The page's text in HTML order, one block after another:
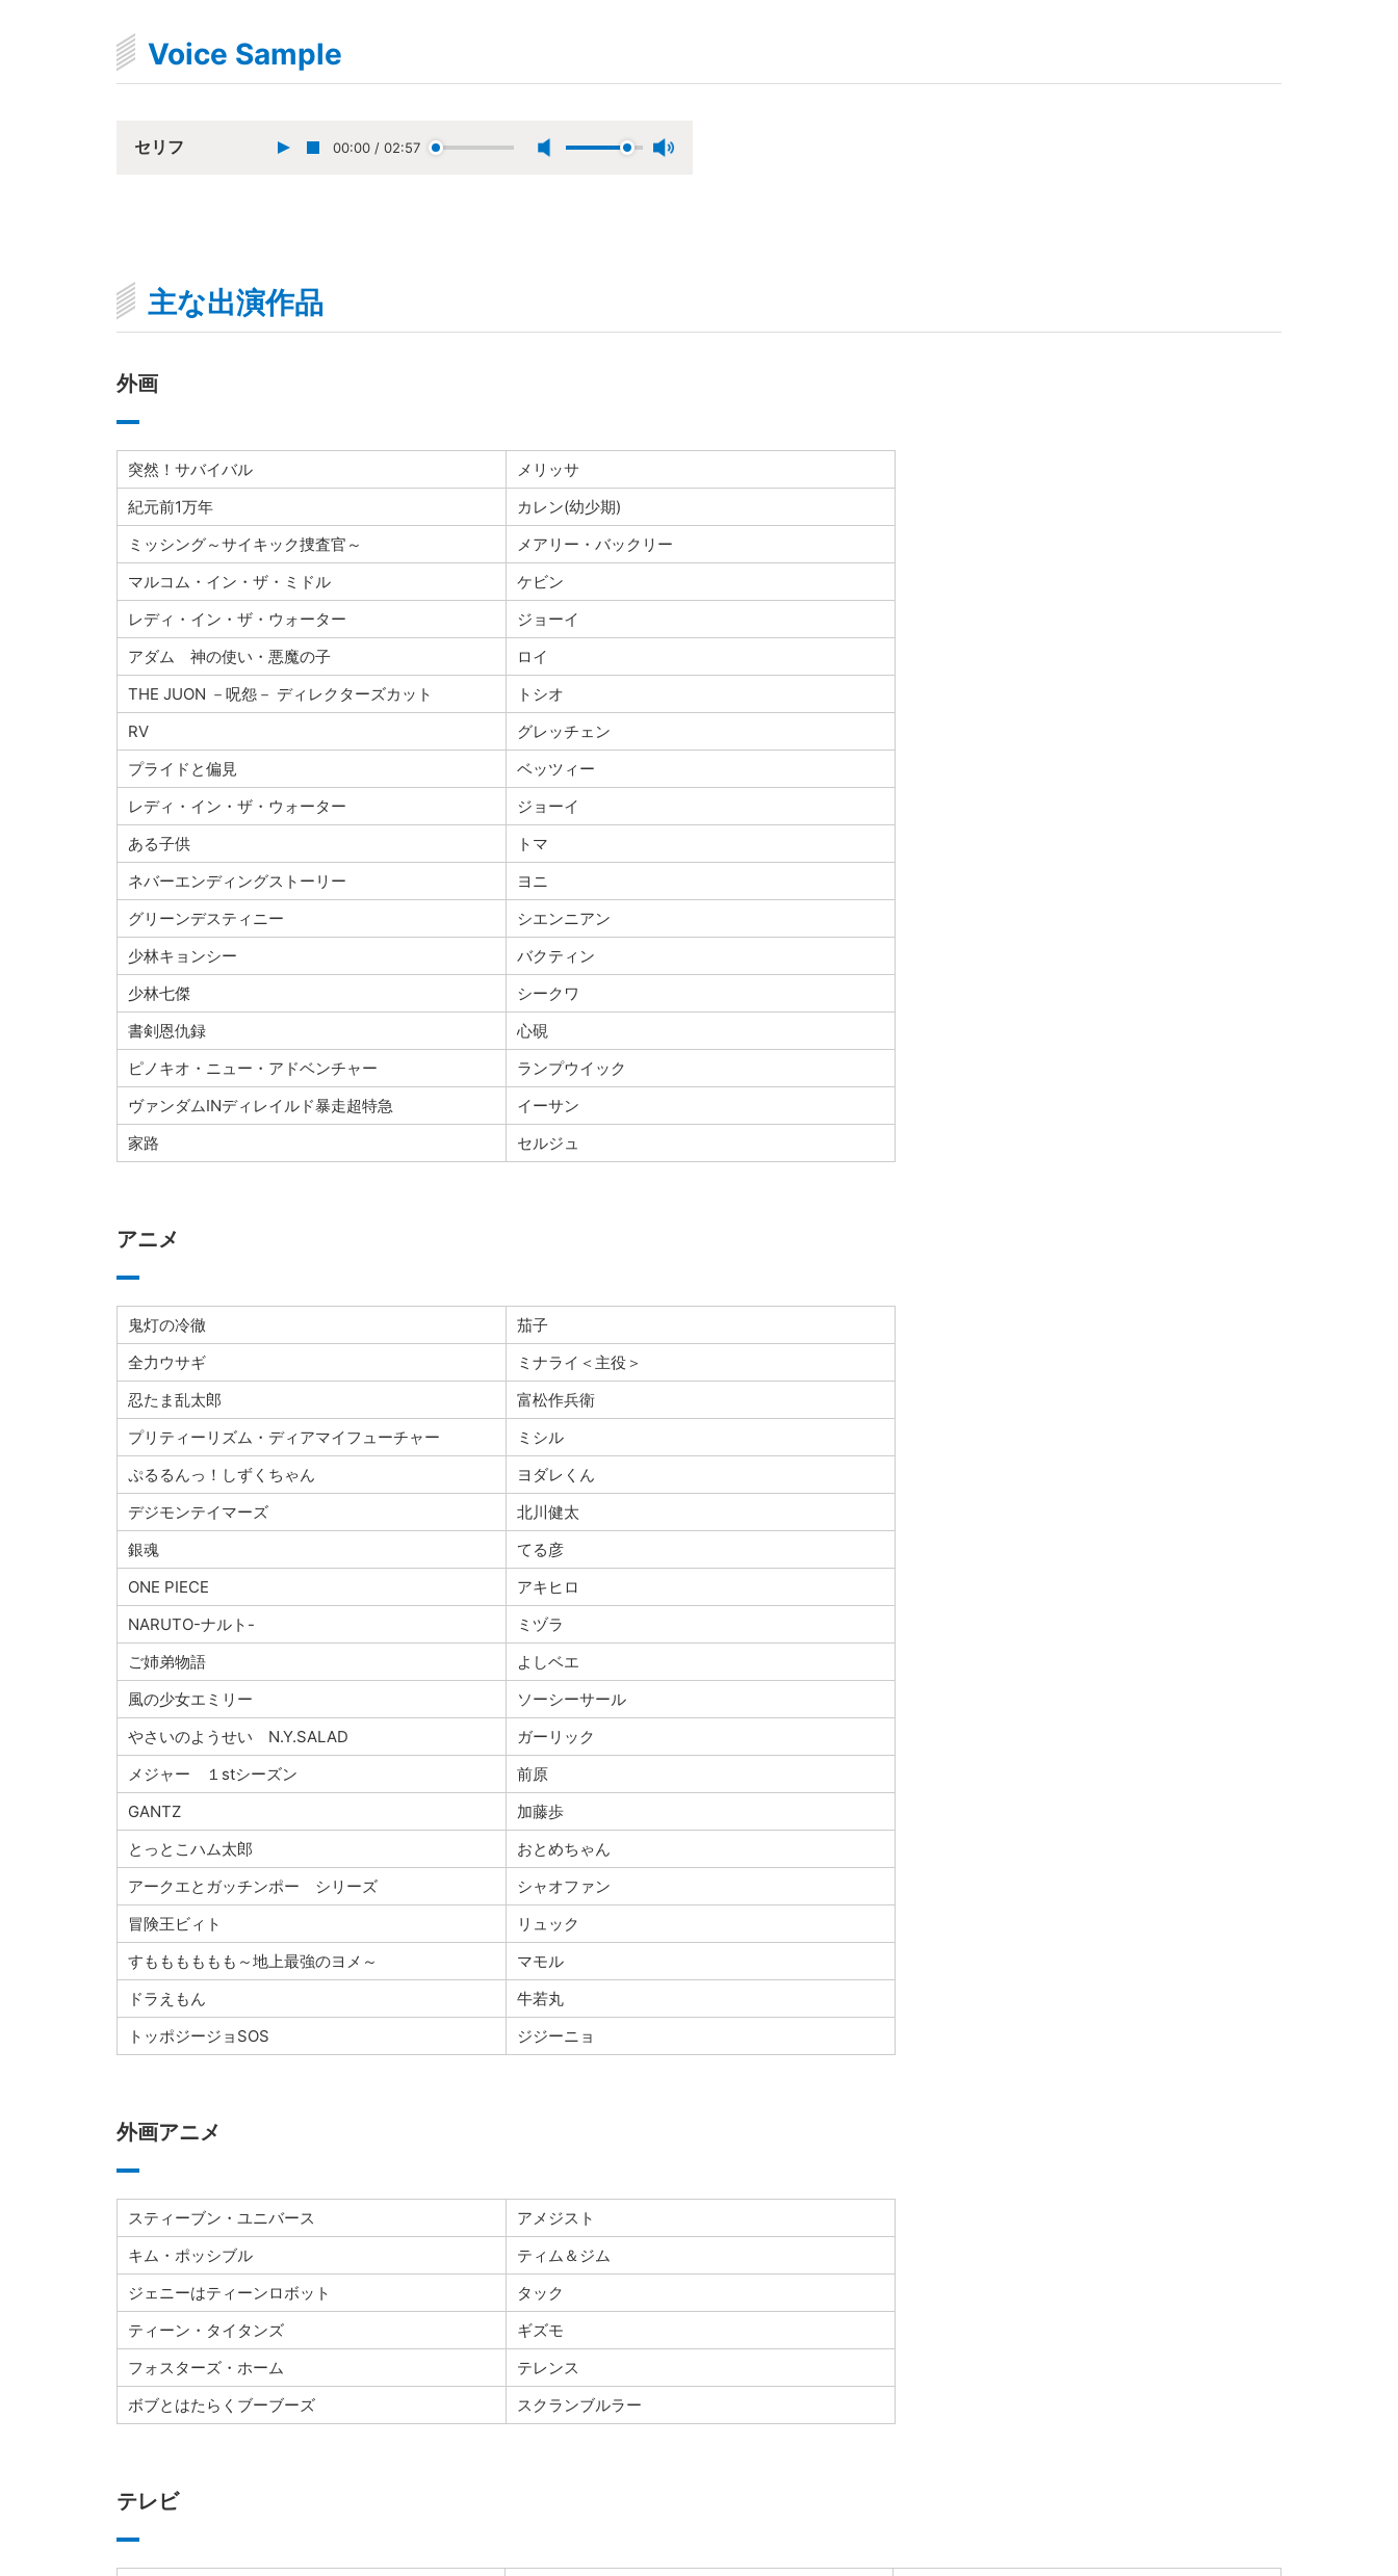
Voice Sample
セリフ 00:00 / 02:57
主な出演作品
外画
突然！サバイバル
メリッサ
紀元前1万年
カレン(幼少期)
ミッシング～サイキック捜査官～
メアリー・バックリー
マルコム・イン・ザ・ミドル
ケビン
レディ・イン・ザ・ウォーター
ジョーイ
アダム 神の使い・悪魔の子
ロイ
THE JUON －呪怨－ ディレクターズカット
トシオ
RV
グレッチェン
プライドと偏見
ベッツィー
レディ・イン・ザ・ウォーター
ジョーイ
ある子供
トマ
ネバーエンディングストーリー
ヨニ
グリーンデスティニー
シエンニアン
少林キョンシー
バクティン
少林七傑
シークワ
書剣恩仇録
心硯
ピノキオ・ニュー・アドベンチャー
ランプウイック
ヴァンダムINディレイルド暴走超特急
イーサン
家路
セルジュ
アニメ
鬼灯の冷徹
茄子
全力ウサギ
ミナライ＜主役＞
忍たま乱太郎
富松作兵衛
プリティーリズム・ディアマイフューチャー
ミシル
ぷるるんっ！しずくちゃん
ヨダレくん
デジモンテイマーズ
北川健太
銀魂
てる彦
ONE PIECE
アキヒロ
NARUTO-ナルト-
ミヅラ
ご姉弟物語
よしベエ
風の少女エミリー
ソーシーサール
やさいのようせい N.Y.SALAD
ガーリック
メジャー １stシーズン
前原
GANTZ
加藤歩
とっとこハム太郎
おとめちゃん
アークエとガッチンポー シリーズ
シャオファン
冒険王ビィト
リュック
すもももももも～地上最強のヨメ～
マモル
ドラえもん
牛若丸
トッポジージョSOS
ジジーニョ
外画アニメ
スティーブン・ユニバース
アメジスト
キム・ポッシブル
ティム＆ジム
ジェニーはティーンロボット
タック
ティーン・タイタンズ
ギズモ
フォスターズ・ホーム
テレンス
ボブとはたらくブーブーズ
スクランブルラー
テレビ